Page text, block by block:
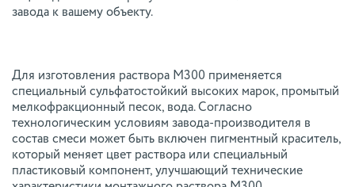
завода к вашему объекту.
Для изготовления раствора М300 применяется
специальный сульфатостойкий высоких марок, промытый
мелкофракционный песок, вода. Согласно
технологическим условиям завода-производителя в
состав смеси может быть включен пигментный краситель,
который меняет цвет раствора или специальный
пластиковый компонент, улучшающий технические